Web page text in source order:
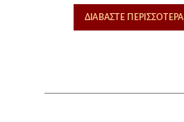
ΔΙΑΒΆΣΤΕ ΠΕΡΙΣΣΌΤΕΡΑ